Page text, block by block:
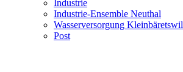
Industrie
Industrie-Ensemble Neuthal
Wasserversorgung Kleinbäretswil
Post